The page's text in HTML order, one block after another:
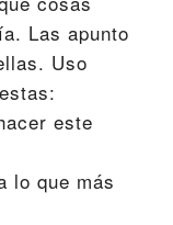
Las apunto
Uso
este
lo que más